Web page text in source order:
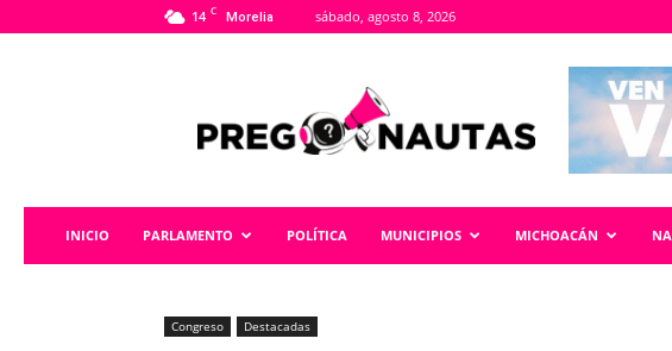
14 C Morelia sábado, agosto 8, 2026
INICIO PARLAMENTO POLÍTICA MUNICIPIOS MICHOACÁN
Congreso Destacadas